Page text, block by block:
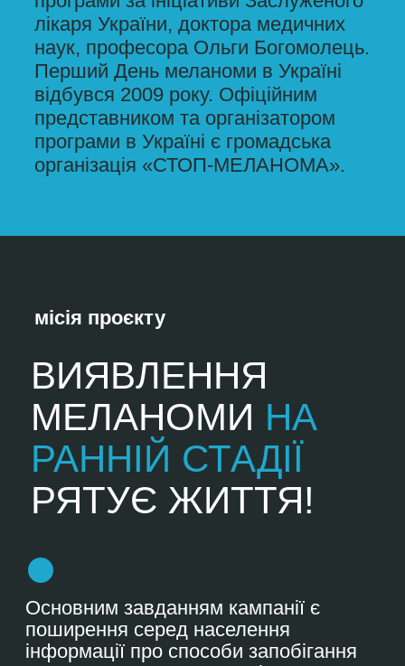
На сьогодні рак шкіри є одним з
найбільш поширених видів
онкологічних захворювань в Україні, а
меланома – одна з найбільш
смертельних пухлин, тому що здатна
швидко метастазувати протягом
першого року.
перший День діагностики меланоми.
новоутворень шкіри в клініках та
кабінетах лікарів, що доєднуються до
З 2020 року безкоштовна діагностика
проводиться не лише в клініках, а й
онлайн. Кожен українець з будь-якої
точки країни та світу має змогу
пройти дистанційну діагностику
родимок безоплатно на нашому
сайті.
Ми маємо надію, що наші зусилля
приведуть до того, що кожний
звертатиметься до лікаря вчасно, що
дозволить наблизити до мінімуму
захворювань в нашій країні!